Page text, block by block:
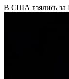
В США взялись за